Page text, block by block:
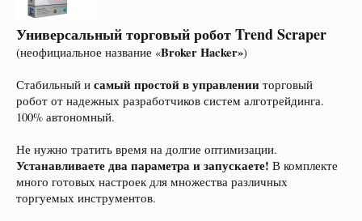
Универсальный торговый робот Trend Scraper
(неофициальное название «Broker Hacker»)
Стабильный и самый простой в управлении торговый
робот от надежных разработчиков систем алготрейдинга.
100% автономный.
Не нужно тратить время на долгие оптимизации.
Устанавливаете два параметра и запускаете! В комплекте
много готовых настроек для множества различных
торгуемых инструментов.